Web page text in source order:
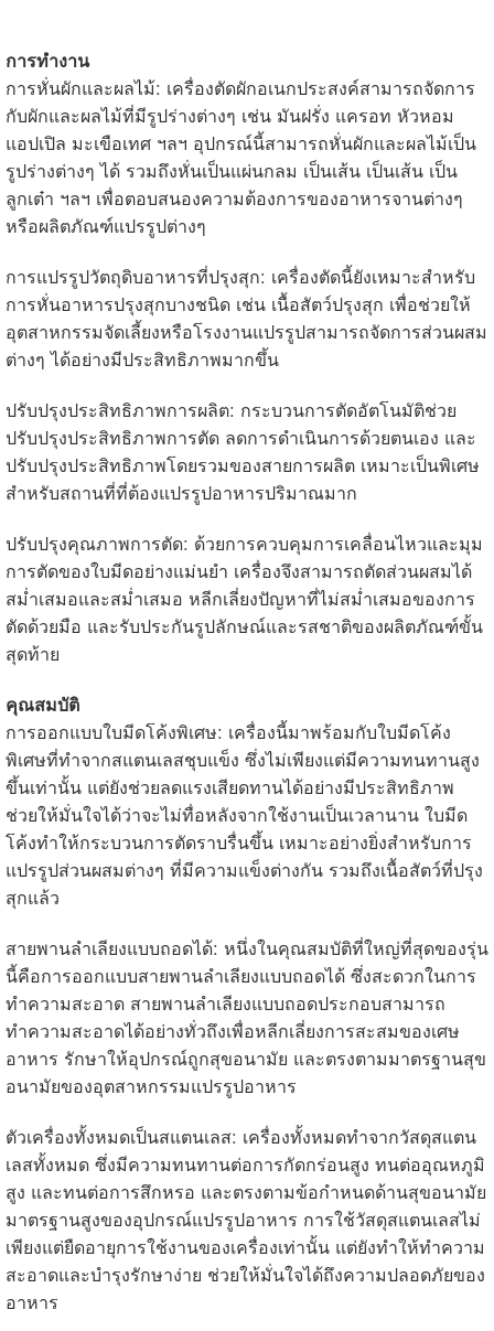
การทำงาน
การหั่นผักและผลไม้: เครื่องตัดผักอเนกประสงค์สามารถจัดการ
กับผักและผลไม้ที่มีรูปร่างต่างๆ เช่น มันฝรั่ง แครอท หัวหอม
แอปเปิล มะเขือเทศ ฯลฯ อุปกรณ์นี้สามารถหั่นผักและผลไม้เป็น
รูปร่างต่างๆ ได้ รวมถึงหั่นเป็นแผ่นกลม เป็นเส้น เป็นเส้น เป็น
ลูกเต๋า ฯลฯ เพื่อตอบสนองความต้องการของอาหารจานต่างๆ
หรือผลิตภัณฑ์แปรรูปต่างๆ
การแปรรูปวัตถุดิบอาหารที่ปรุงสุก: เครื่องตัดนี้ยังเหมาะสำหรับ
การหั่นอาหารปรุงสุกบางชนิด เช่น เนื้อสัตว์ปรุงสุก เพื่อช่วยให้
อุตสาหกรรมจัดเลี้ยงหรือโรงงานแปรรูปสามารถจัดการส่วนผสม
ต่างๆ ได้อย่างมีประสิทธิภาพมากขึ้น
ปรับปรุงประสิทธิภาพการผลิต: กระบวนการตัดอัตโนมัติช่วย
ปรับปรุงประสิทธิภาพการตัด ลดการดำเนินการด้วยตนเอง และ
ปรับปรุงประสิทธิภาพโดยรวมของสายการผลิต เหมาะเป็นพิเศษ
สำหรับสถานที่ที่ต้องแปรรูปอาหารปริมาณมาก
ปรับปรุงคุณภาพการตัด: ด้วยการควบคุมการเคลื่อนไหวและมุม
การตัดของใบมีดอย่างแม่นยำ เครื่องจึงสามารถตัดส่วนผสมได้
สม่ำเสมอและสม่ำเสมอ หลีกเลี่ยงปัญหาที่ไม่สม่ำเสมอของการ
ตัดด้วยมือ และรับประกันรูปลักษณ์และรสชาติของผลิตภัณฑ์ขั้น
สุดท้าย
คุณสมบัติ
การออกแบบใบมีดโค้งพิเศษ: เครื่องนี้มาพร้อมกับใบมีดโค้ง
พิเศษที่ทำจากสแตนเลสชุบแข็ง ซึ่งไม่เพียงแต่มีความทนทานสูง
ขึ้นเท่านั้น แต่ยังช่วยลดแรงเสียดทานได้อย่างมีประสิทธิภาพ
ช่วยให้มั่นใจได้ว่าจะไม่ทื่อหลังจากใช้งานเป็นเวลานาน ใบมีด
โค้งทำให้กระบวนการตัดราบรื่นขึ้น เหมาะอย่างยิ่งสำหรับการ
แปรรูปส่วนผสมต่างๆ ที่มีความแข็งต่างกัน รวมถึงเนื้อสัตว์ที่ปรุง
สุกแล้ว
สายพานลำเลียงแบบถอดได้: หนึ่งในคุณสมบัติที่ใหญ่ที่สุดของรุ่น
นี้คือการออกแบบสายพานลำเลียงแบบถอดได้ ซึ่งสะดวกในการ
ทำความสะอาด สายพานลำเลียงแบบถอดประกอบสามารถ
ทำความสะอาดได้อย่างทั่วถึงเพื่อหลีกเลี่ยงการสะสมของเศษ
อาหาร รักษาให้อุปกรณ์ถูกสุขอนามัย และตรงตามมาตรฐานสุข
อนามัยของอุตสาหกรรมแปรรูปอาหาร
ตัวเครื่องทั้งหมดเป็นสแตนเลส: เครื่องทั้งหมดทำจากวัสดุสแตน
เลสทั้งหมด ซึ่งมีความทนทานต่อการกัดกร่อนสูง ทนต่ออุณหภูมิ
สูง และทนต่อการสึกหรอ และตรงตามข้อกำหนดด้านสุขอนามัย
มาตรฐานสูงของอุปกรณ์แปรรูปอาหาร การใช้วัสดุสแตนเลสไม่
เพียงแต่ยืดอายุการใช้งานของเครื่องเท่านั้น แต่ยังทำให้ทำความ
สะอาดและบำรุงรักษาง่าย ช่วยให้มั่นใจได้ถึงความปลอดภัยของ
อาหาร